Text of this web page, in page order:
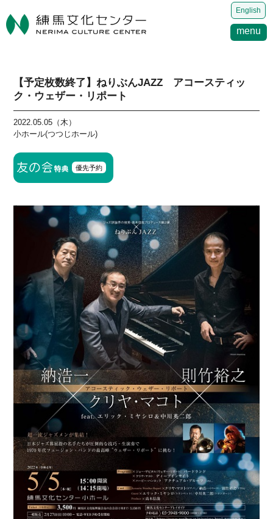
English
menu
【予定枚数終了】ねりぶんJAZZ アコースティッ
ク・ウェザー・リポート
2022.05.05（木）
小ホール(つつじホール)
優先予約